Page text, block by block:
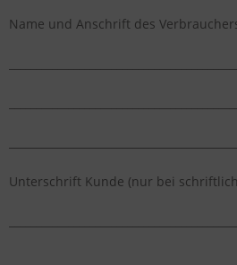
Name und Anschrift des
Unterschrift Kunde (nur bei